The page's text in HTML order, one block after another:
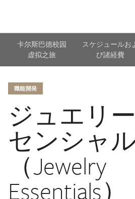
卡尔斯巴德校园
虚拟之旅
スケジュールお
び諸経費
職能開発
ジュエリ
センシャ
（Jewelry
Essentials）